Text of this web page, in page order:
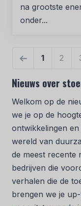
na grootste
onder...
« 1 2
Nieuws over
Welkom op de
we je op de
ontwikkelingen
wereld van
de meest recente
bedrijven die
verhalen die de
brengen we je